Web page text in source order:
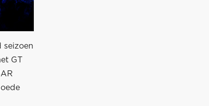
seizoen
GT